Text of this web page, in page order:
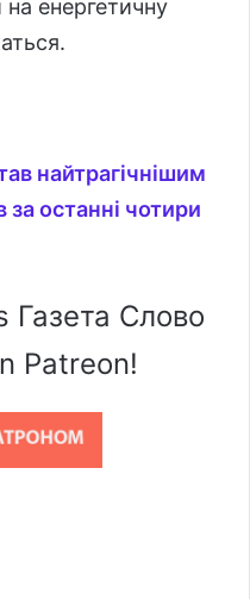
енергетичну
найтрагічнішим
за останні чотири
Газета Слово
Patreon!